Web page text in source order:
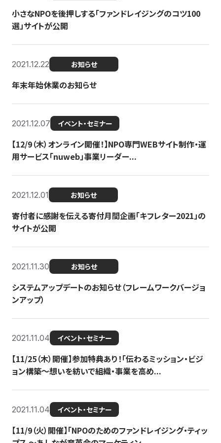
小さなNPOを後押しする「ファンドレイジングのコツ100
選」サイトが公開
2021.12.22 お知らせ
年末年始休業のお知らせ
2021.12.07 イベント・セミナー
【12/9（木）オンライン開催！】NPO専門WEBサイト制作・運
用サービス「nuweb」事業リーダー...
2021.12.01 お知らせ
寄付者に感謝を伝える寄付月間企画「キフレター2021」の
サイトが公開
2021.11.30 お知らせ
システムアップデートのお知らせ（フレームワークバージョ
ンアップ）
2021.11.04 イベント・セミナー
【11/25（木）開催】参加特典あり！「伝わるミッション・ビジ
ョン構築〜想いを紡いで組織・事業を高め...
2021.11.04 イベント・セミナー
【11/9（火）開催】「NPOのためのファンドレイジング・ティッ